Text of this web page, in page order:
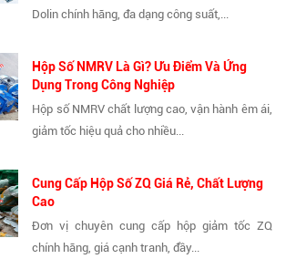
Dolin chính hãng, đa dạng công suất,...
Hộp Số NMRV Là Gì? Ưu Điểm Và Ứng
Dụng Trong Công Nghiệp
Hộp số NMRV chất lượng cao, vận hành êm ái,
giảm tốc hiệu quả cho nhiều...
Cung Cấp Hộp Số ZQ Giá Rẻ, Chất Lượng
Cao
Đơn vị chuyên cung cấp hộp giảm tốc ZQ
chính hãng, giá cạnh tranh, đầy...